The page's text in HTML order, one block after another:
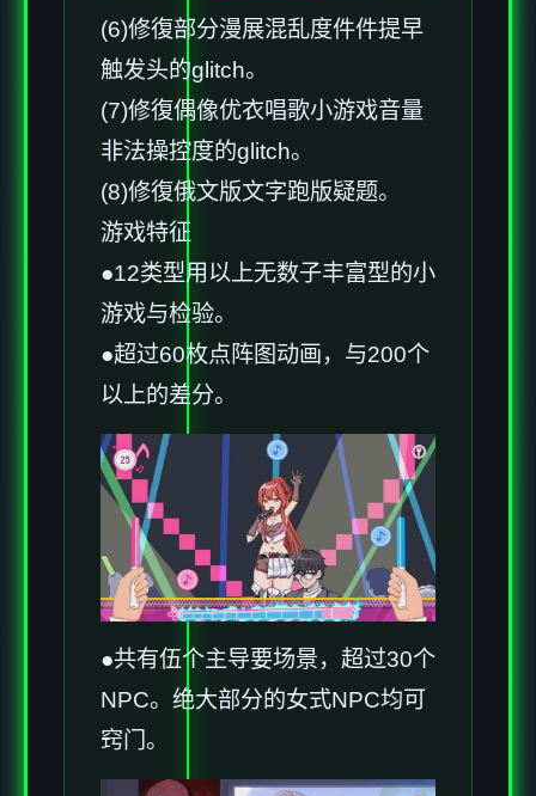
(6)修復部分漫展混乱度件件提早
触发头的glitch。
(7)修復偶像优衣唱歌小游戏音量
非法操控度的glitch。
(8)修復俄文版文字跑版疑题。
游戏特征
●12类型用以上无数子丰富型的小
游戏与检验。
●超过60枚点阵图动画，与200个
以上的差分。
●共有伍个主导要场景，超过30个
NPC。绝大部分的女式NPC均可
窍门。